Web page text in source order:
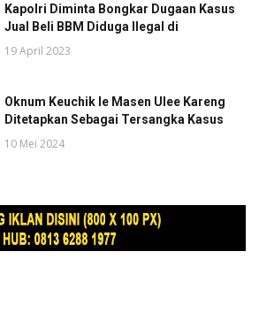
Kapolri Diminta Bongkar Dugaan Kasus
Jual Beli BBM Diduga Ilegal di
19 April 2023
Oknum Keuchik Ie Masen Ulee Kareng
Ditetapkan Sebagai Tersangka Kasus
10 Mei 2024